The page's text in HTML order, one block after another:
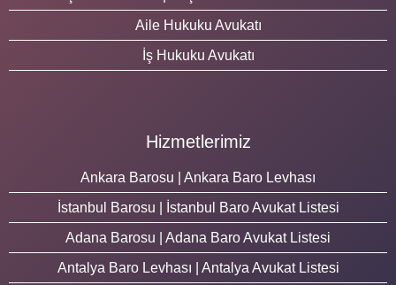
Aile Hukuku Avukatı
İş Hukuku Avukatı
Hizmetlerimiz
Ankara Barosu | Ankara Baro Levhası
İstanbul Barosu | İstanbul Baro Avukat Listesi
Adana Barosu | Adana Baro Avukat Listesi
Antalya Baro Levhası | Antalya Avukat Listesi